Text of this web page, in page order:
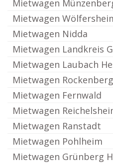
Mietwagen
Mietwagen
Mietwagen Nidda
Mietwagen Landkreis
Mietwagen Laubach
Mietwagen Rockenberg
Mietwagen Fernwald
Mietwagen
Mietwagen Ranstadt
Mietwagen Pohlheim
Mietwagen Grünberg